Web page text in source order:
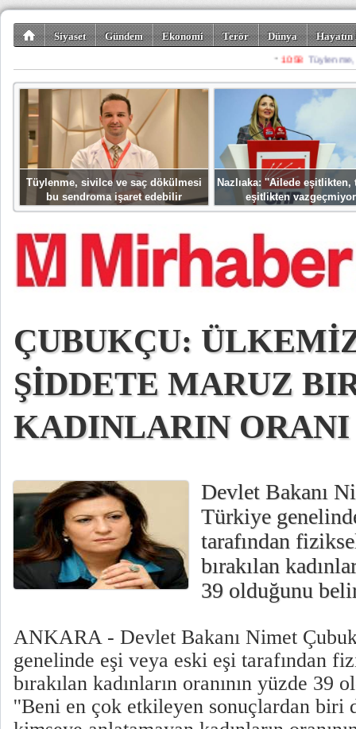
Siyaset Gündem Ekonomi Terör Dünya
Spor Misafir
Tüylenme, sivilce ve saç dökülmesi
bu sendroma işaret edebilir
Nazlıaka: ''Ailede eşitlikten,
eşitlikten
ÇUBUKÇU:
ŞİDDETE MARUZ
KADINLARIN ORANI
Devlet Bakanı
Türkiye
tarafından
bırakılan
39 olduğunu
ANKARA - Devlet Bakanı Nimet
genelinde eşi veya eski eşi tarafından
bırakılan kadınların oranının yüzde 39
''Beni en çok etkileyen sonuçlardan biri